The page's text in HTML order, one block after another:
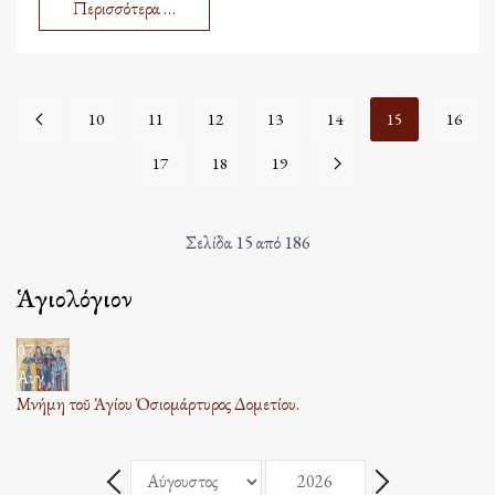
Περισσότερα …
10 11 12 13 14 15 16
17 18 19
Σελίδα 15 από 186
Ἁγιολόγιον
07
Αυγ
Μνήμη τοῦ Ἁγίου Ὁσιομάρτυρος Δομετίου.
Μήνας